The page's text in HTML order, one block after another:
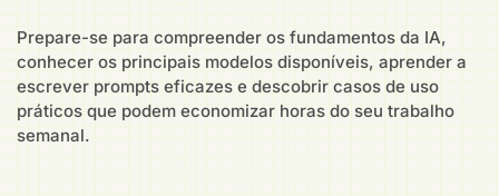
Prepare-se para compreender os fundamentos da IA,
conhecer os principais modelos disponíveis, aprender a
escrever prompts eficazes e descobrir casos de uso
práticos que podem economizar horas do seu trabalho
semanal.